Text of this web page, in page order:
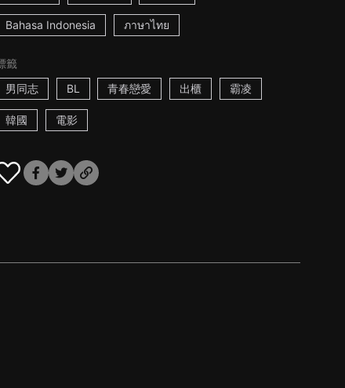
Bahasa Indonesia ภาษาไทย
籤
男同志
BL 青春戀愛 出櫃 霸凌
韓國 電影